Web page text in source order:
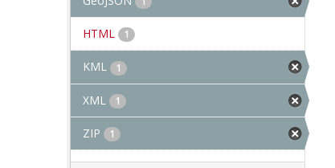
HTML 1
KML 1
XML 1
ZIP 1